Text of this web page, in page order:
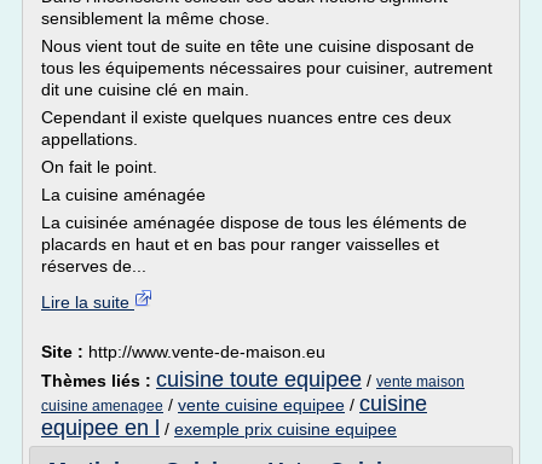
sensiblement la même chose.
Nous vient tout de suite en tête une cuisine disposant de
tous les équipements nécessaires pour cuisiner, autrement
dit une cuisine clé en main.
Cependant il existe quelques nuances entre ces deux
appellations.
On fait le point.
La cuisine aménagée
La cuisinée aménagée dispose de tous les éléments de
placards en haut et en bas pour ranger vaisselles et
réserves de...
Lire la suite
Site : http://www.vente-de-maison.eu
Thèmes liés : cuisine toute equipee / vente maison
cuisine amenagee / vente cuisine equipee / cuisine
equipee en l
/ exemple prix cuisine equipee